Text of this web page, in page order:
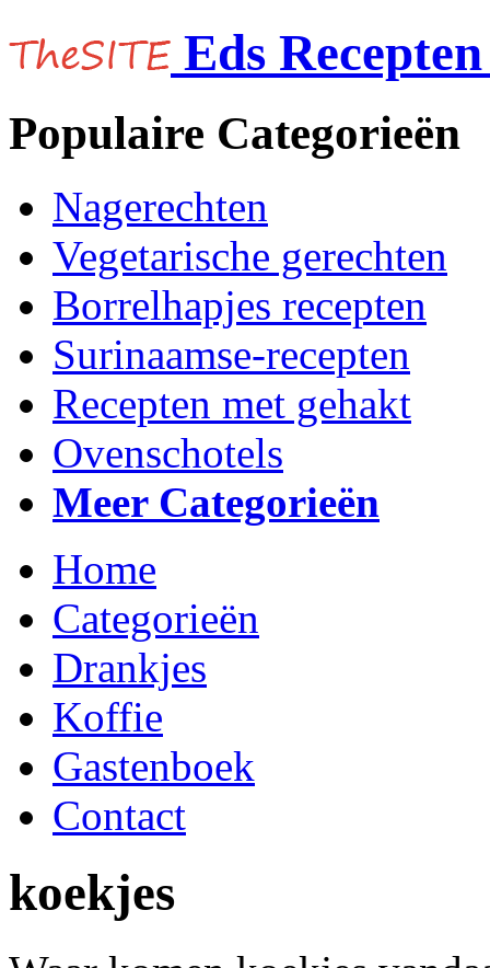
Eds
Populaire Categorieën
Nagerechten
Vegetarische gerechten
Borrelhapjes recepten
Surinaamse-recepten
Recepten met gehakt
Ovenschotels
Meer Categorieën
Home
Categorieën
Drankjes
Koffie
Gastenboek
Contact
koekjes